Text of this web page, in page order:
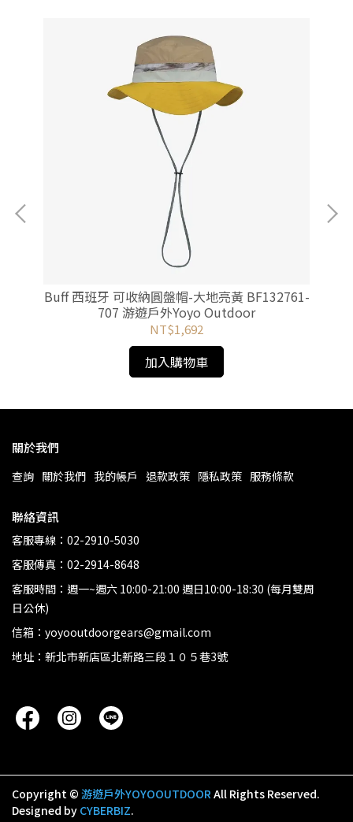
Buff 西班牙 可收納圓盤帽-大地亮黃 BF132761-
707 游遊戶外Yoyo Outdoor
NT$1,692
加入購物車
關於我們
查詢 關於我們 我的帳戶 退款政策 隱私政策 服務條款
聯絡資訊
客服專線：02-2910-5030
客服傳真：02-2914-8648
客服時間：週一~週六 10:00-21:00 週日10:00-18:30 (每月雙周
日公休)
信箱：yoyooutdoorgears@gmail.com
地址：新北市新店區北新路三段１０５巷3號
Copyright © 游遊戶外YOYOOUTDOORAll Rights Reserved.
Designed by CYBERBIZ.